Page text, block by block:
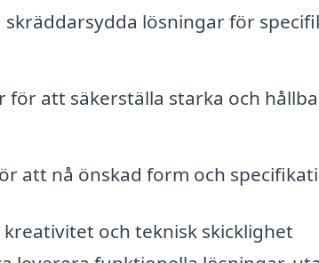
skräddarsydda lösningar för
för att säkerställa starka och
att nå önskad form och
och teknisk skicklighet